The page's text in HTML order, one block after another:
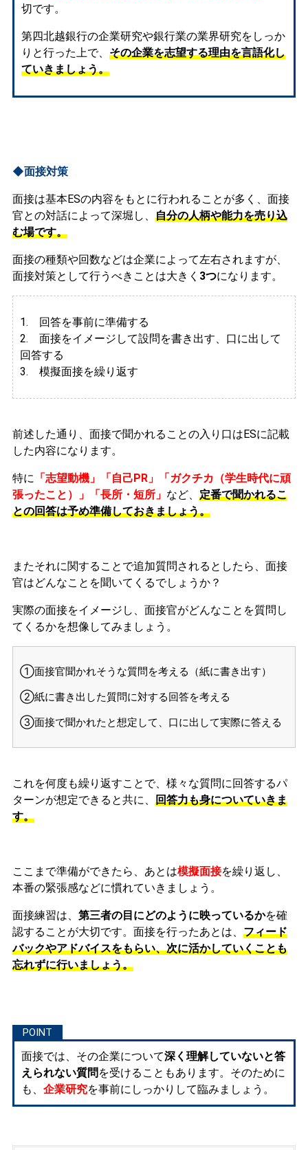
切です。
第四北越銀行の企業研究や銀行業の業界研究をしっか
りと行った上で、 その企業を志望する理由を言語化し
ていきましょう。
◆面接対策
面接は基本ESの内容をもとに行われることが多く、面接
官との対話によって深堀し、 自分の人柄や能力を売り込
む場です。
面接の種類や回数などは企業によって左右されますが、
面接対策として行うべきことは大きく 3つになります。
1. 回答を事前に準備する
2. 面接をイメージして設問を書き出す、口に出して
回答する
3. 模擬面接を繰り返す
前述した通り、面接で聞かれることの入り口はESに記載
した内容になります。
特に 「志望動機」「自己PR」「ガクチカ（学生時代に頑
張ったこと）」「長所・短所」 など、 定番で聞かれるこ
との回答は予め準備しておきましょう。
またそれに関することで追加質問されるとしたら、面接
官はどんなことを聞いてくるでしょうか？
実際の面接をイメージし、面接官がどんなことを質問し
てくるかを想像してみましょう。
①面接官聞かれそうな質問を考える（紙に書き出す）
②紙に書き出した質問に対する回答を考える
③面接で聞かれたと想定して、口に出して実際に答える
これを何度も繰り返すことで、様々な質問に回答するパ
ターンが想定できると共に、 回答力も身についていきま
す。
ここまで準備ができたら、あとは模擬面接を繰り返し、
本番の緊張感などに慣れていきましょう。
面接練習は、 第三者の目にどのように映っているかを確
認することが大切です。面接を行ったあとは、 フィード
バックやアドバイスをもらい、次に活かしていくことも
忘れずに行いましょう。
面接では、その企業について深く理解していないと答
えられない質問 を受けることもあります。そのために
も、 企業研究を事前にしっかりして臨みましょう。